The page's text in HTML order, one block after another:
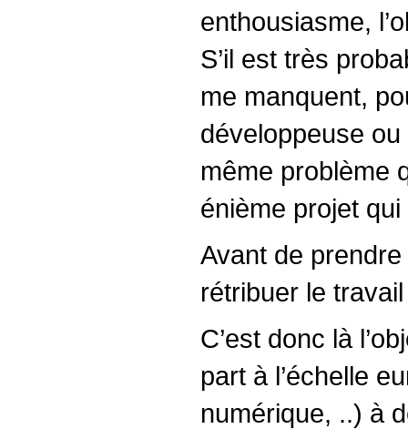
enthousiasme,
S’il est très
me manquent,
développeuse
même problème
énième projet
Avant de
rétribuer le
C’est donc là
part à l’échelle
numérique, ..) à